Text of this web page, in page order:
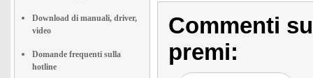
Download di manuali, driver,
video
Domande frequenti sulla
hotline
Commenti
premi: